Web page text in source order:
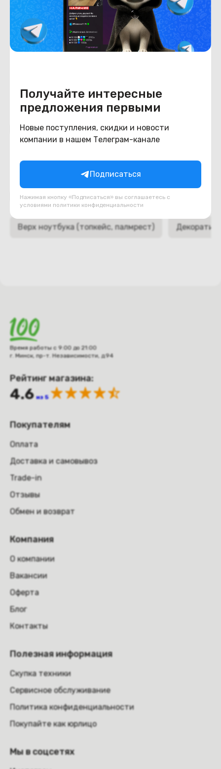
Получайте интересные
предложения первыми
Новые поступления, скидки и новости
компании в нашем Телеграм-канале
Подписаться
Нажимая кнопку «Подписаться» вы соглашаетесь с
условиями политики конфиденциальности
Недостатки
состояние, запрос фото
уточнять у менеджера.
Состояние
Внешний вид
состояние, запрос фото
Похожие товары
Подборки товаров в категории
Верх ноутбука (топкейс, палмрест)
Время работы с 9:00 до 21:00
г. Минск, пр-т. Независимости, д.94
Рейтинг магазина:
4.6 из 5
Покупателям
Оплата
Доставка и самовывоз
Trade-in
Отзывы
Обмен и возврат
Компания
О компании
Вакансии
Оферта
Блог
Контакты
Полезная информация
Скупка техники
Сервисное обслуживание
Политика конфиденциальности
Покупайте как юрлицо
Мы в соцсетях